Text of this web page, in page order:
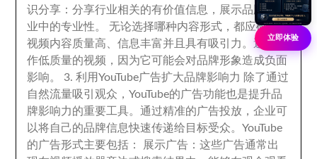
识分享 ：分享行业相关的有价值信息 ， 展示品牌在行
业中的专业性。 无论选择哪种内容形式 ，都应确保
视频内容质量高 、信息丰富并且具有吸引力 。避免制
作低质量的视频 ，
因为它可能会对品牌形象造成负面
影响。 3.利用YouTube广告扩大品牌影响力 除了通过
自然流量吸引观众 ，YouTube的广告功能也是提升品
牌影响力的重要工具。通过精准的广告投放 ，企业可
以将自己的品牌信息快速传递给目标受众。YouTube
的广告形式主要包括 ： 展示广告 ：这些广告通常出
立即体验